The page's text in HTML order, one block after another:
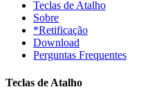
Teclas de Atalho
Sobre
*Retificação
Download
Perguntas Frequentes
Teclas de Atalho